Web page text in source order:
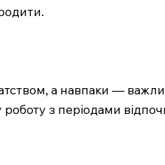
а навпаки —
з періодами